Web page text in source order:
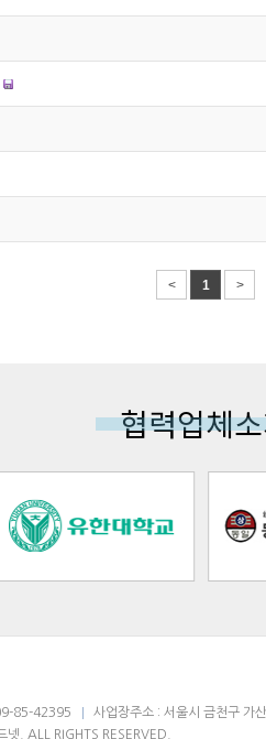
< 1 >
협력업체
85-42395
사업장주소 : 서울시 금천구
. ALL RIGHTS RESERVED.